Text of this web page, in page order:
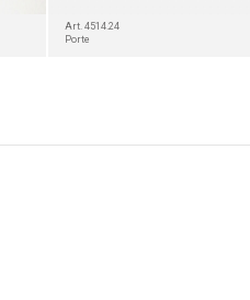
Art. 4514.24
Porte